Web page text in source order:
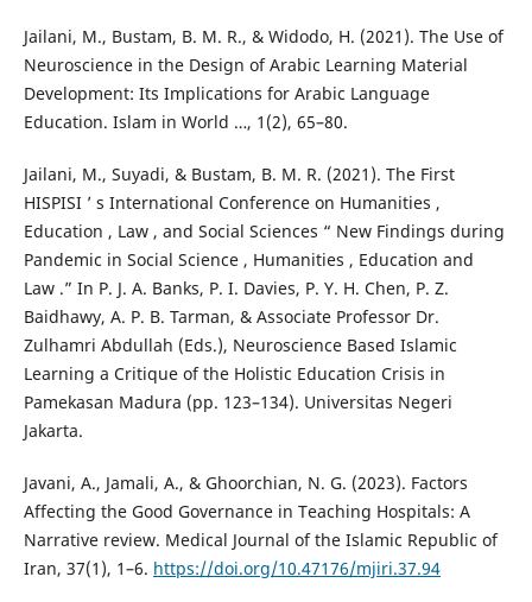
Jailani, M., Bustam, B. M. R., & Widodo, H. (2021). The Use of
Neuroscience in the Design of Arabic Learning Material
Development: Its Implications for Arabic Language
Education. Islam in World …, 1(2), 65–80.
Jailani, M., Suyadi, & Bustam, B. M. R. (2021). The First
HISPISI ’ s International Conference on Humanities ,
Education , Law , and Social Sciences “ New Findings during
Pandemic in Social Science , Humanities , Education and
Law .” In P. J. A. Banks, P. I. Davies, P. Y. H. Chen, P. Z.
Baidhawy, A. P. B. Tarman, & Associate Professor Dr.
Zulhamri Abdullah (Eds.), Neuroscience Based Islamic
Learning a Critique of the Holistic Education Crisis in
Pamekasan Madura (pp. 123–134). Universitas Negeri
Jakarta.
Javani, A., Jamali, A., & Ghoorchian, N. G. (2023). Factors
Affecting the Good Governance in Teaching Hospitals: A
Narrative review. Medical Journal of the Islamic Republic of
Iran, 37(1), 1–6. https://doi.org/10.47176/mjiri.37.94